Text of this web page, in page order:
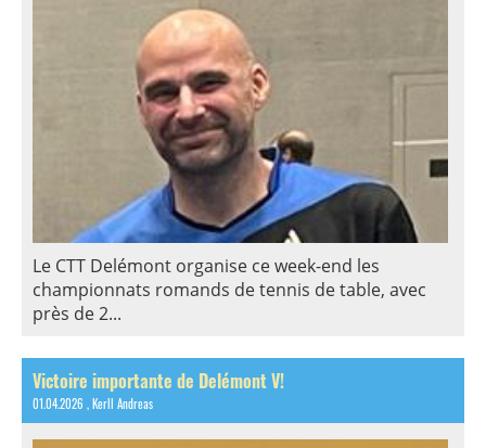
Le CTT Delémont organise ce week-end les
championnats romands de tennis de table, avec
près de 2...
Victoire importante de Delémont V!
01.04.2026 , Kerll Andreas